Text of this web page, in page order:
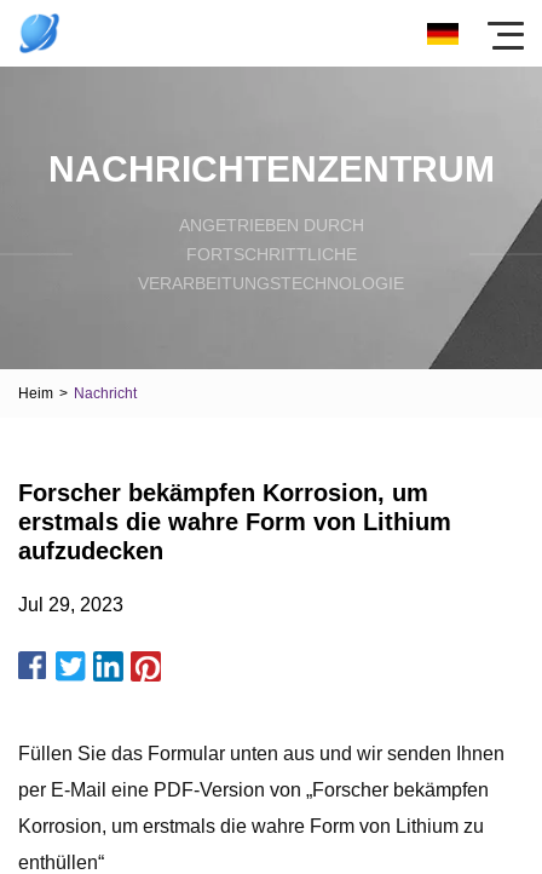
NACHRICHTENZENTRUM
ANGETRIEBEN DURCH
FORTSCHRITTLICHE
VERARBEITUNGSTECHNOLOGIE
Heim > Nachricht
Forscher bekämpfen Korrosion, um
erstmals die wahre Form von Lithium
aufzudecken
Jul 29, 2023
Füllen Sie das Formular unten aus und wir senden Ihnen
per E-Mail eine PDF-Version von „Forscher bekämpfen
Korrosion, um erstmals die wahre Form von Lithium zu
enthüllen“